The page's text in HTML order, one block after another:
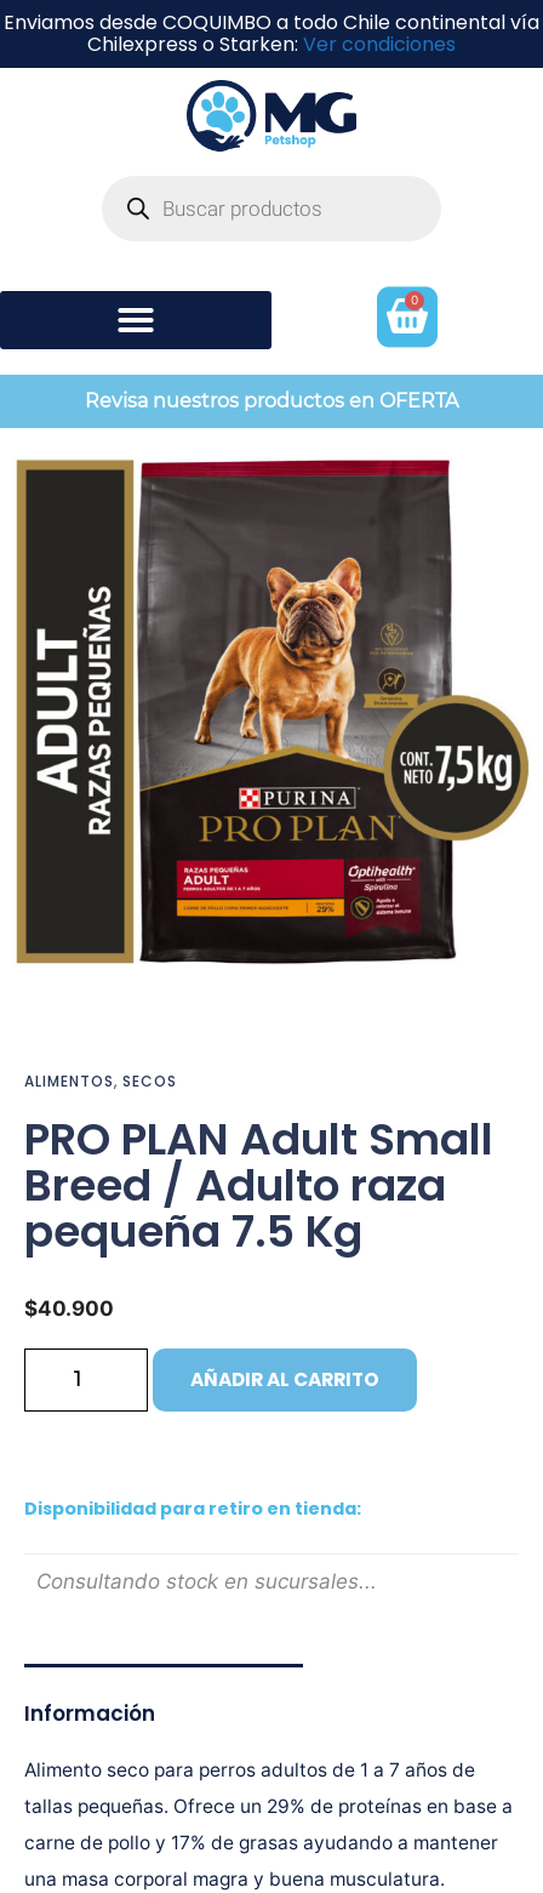
Enviamos desde COQUIMBO a todo Chile continental vía
Chilexpress o Starken: Ver condiciones
0
Revisa nuestros productos en OFERTA
ALIMENTOS, SECOS
PRO PLAN Adult Small
Breed / Adulto raza
pequeña 7.5 Kg
$40.900
AÑADIR AL CARRITO
Disponibilidad para retiro en tienda:
Consultando stock en sucursales...
Información
Alimento seco para perros adultos de 1 a 7 años de
tallas pequeñas. Ofrece un 29% de proteínas en base a
carne de pollo y 17% de grasas ayudando a mantener
una masa corporal magra y buena musculatura.